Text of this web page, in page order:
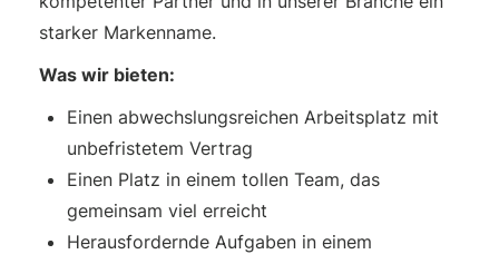
starker Markenname.
Was wir bieten:
Einen abwechslungsreichen Arbeitsplatz mit
unbefristetem Vertrag
Einen Platz in einem tollen Team, das
gemeinsam viel erreicht
Herausfordernde Aufgaben in einem